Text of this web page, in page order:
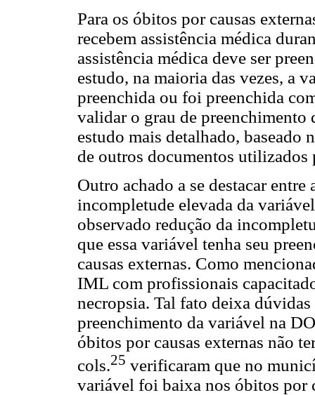
Para os óbitos por causas
recebem assistência médica
assistência médica deve ser
estudo, na maioria das vezes, a
preenchida ou foi preenchida
validar o grau de preenchimento
estudo mais detalhado, baseado
de outros documentos
Outro achado a se destacar
incompletude elevada da
observado redução da
que essa variável tenha seu
causas externas. Como
IML com profissionais
necropsia. Tal fato deixa
preenchimento da variável na
óbitos por causas externas não
cols.25 verificaram que no
variável foi baixa nos óbitos por